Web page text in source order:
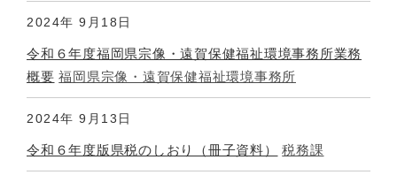
2024年 9月18日
令和６年度福岡県宗像・遠賀保健福祉環境事務所業務
概要 福岡県宗像・遠賀保健福祉環境事務所
2024年 9月13日
令和６年度版県税のしおり（冊子資料） 税務課